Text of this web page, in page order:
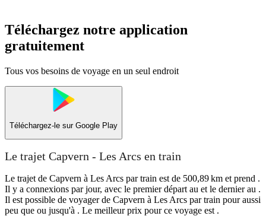
Téléchargez notre application
gratuitement
Tous vos besoins de voyage en un seul endroit
Téléchargez-le sur Google Play
Le trajet Capvern - Les Arcs en train
Le trajet de Capvern à Les Arcs par train est de 500,89 km et prend .
Il y a connexions par jour, avec le premier départ au et le dernier au .
Il est possible de voyager de Capvern à Les Arcs par train pour aussi
peu que ou jusqu'à . Le meilleur prix pour ce voyage est .